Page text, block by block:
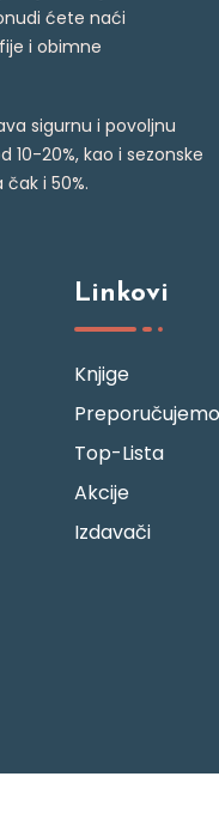
ćete naći
i obimne
sigurnu i povoljnu
20%, kao i sezonske
i 50%.
Linkovi
Knjige
Preporučujemo
Top-Lista
Akcije
Izdavači